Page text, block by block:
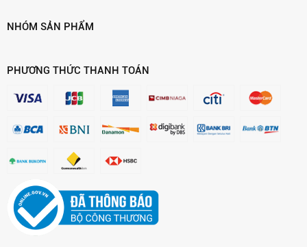
NHÓM SẢN PHẨM
PHƯƠNG THỨC THANH TOÁN